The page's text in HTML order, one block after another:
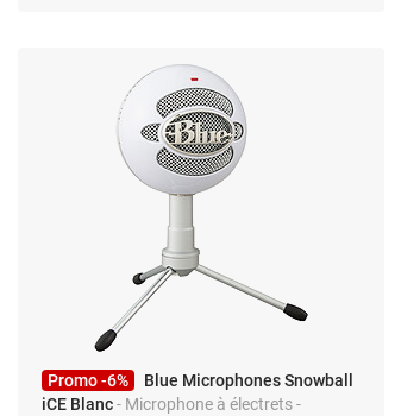
Promo -6%
Blue Microphones Snowball
iCE Blanc- Microphone à électrets -